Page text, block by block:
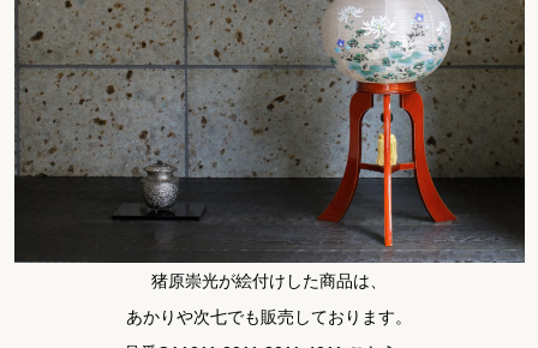
猪原崇光が絵付けした商品は、
あかりや次七でも販売しております。